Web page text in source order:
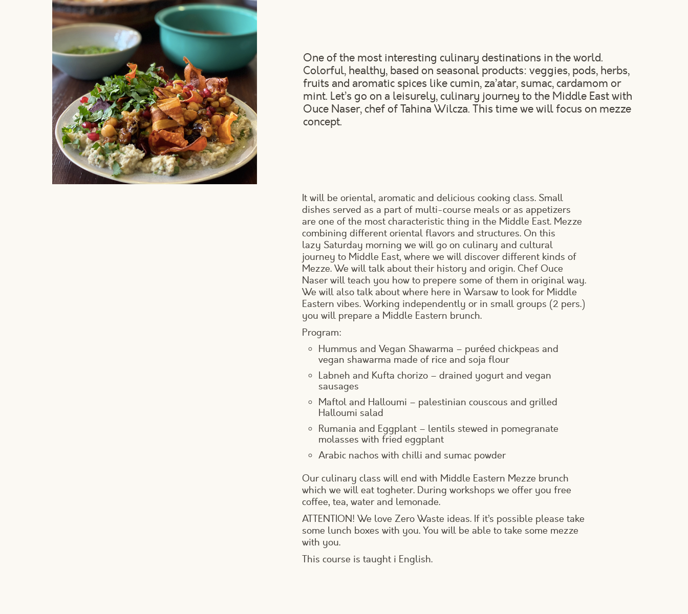
One of the most interesting culinary destinations in the world.
Colorful, healthy, based on seasonal products: veggies, pods, herbs,
fruits and aromatic spices like cumin, za’atar, sumac, cardamom or
mint. Let’s go on a leisurely, culinary journey to the Middle East with
Ouce Naser, chef of Tahina Wilcza. This time we will focus on mezze
concept.
It will be oriental, aromatic and delicious cooking class. Small
dishes served as a part of multi-course meals or as appetizers
are one of the most characteristic thing in the Middle East. Mezze
combining different oriental flavors and structures. On this
lazy Saturday morning we will go on culinary and cultural
journey to Middle East, where we will discover different kinds of
Mezze. We will talk about their history and origin. Chef Ouce
Naser will teach you how to prepere some of them in original way.
We will also talk about where here in Warsaw to look for Middle
Eastern vibes. Working independently or in small groups (2 pers.)
you will prepare a Middle Eastern brunch.
Program:
Hummus and Vegan Shawarma – puréed chickpeas and
vegan shawarma made of rice and soja flour
Labneh and Kufta chorizo – drained yogurt and vegan
sausages
Maftol and Halloumi – palestinian couscous and grilled
Halloumi salad
Rumania and Eggplant – lentils stewed in pomegranate
molasses with fried eggplant
Arabic nachos with chilli and sumac powder
Our culinary class will end with Middle Eastern Mezze brunch
which we will eat togheter. During workshops we offer you free
coffee, tea, water and lemonade.
ATTENTION! We love Zero Waste ideas. If it’s possible please take
some lunch boxes with you. You will be able to take some mezze
with you.
This course is taught i English.